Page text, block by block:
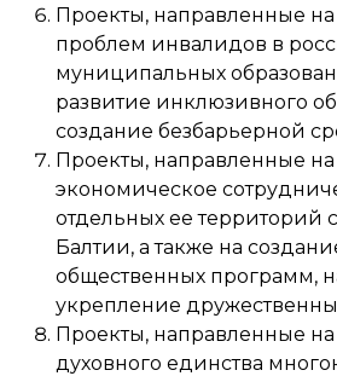
Проекты, направленные
проблем инвалидов в
муниципальных
развитие инклюзивного
создание безбарьерной
Проекты, направленные
экономическое
отдельных ее территорий
Балтии, а также на
общественных программ,
укрепление
Проекты, направленные
духовного единства